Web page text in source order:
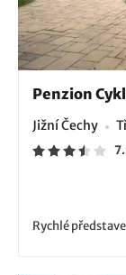
Penzion
Jižní Čechy
Rychlé